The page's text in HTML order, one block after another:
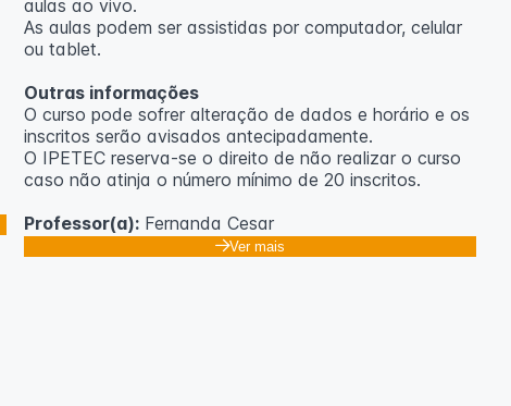
aulas ao vivo.
As aulas podem ser assistidas por computador, celular
ou tablet.
Outras informações
O curso pode sofrer alteração de dados e horário e os
inscritos serão avisados ​​antecipadamente.
O IPETEC reserva-se o direito de não realizar o curso
caso não atinja o número mínimo de 20 inscritos.
Professor(a):Fernanda Cesar
Ver mais